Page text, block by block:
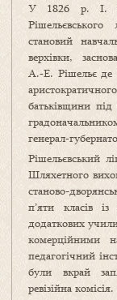
У 1826 р. І. С.
становий
верхівки,
А.‑Е. Рішельє де
батьківщини під
Рішельєвський
Шляхетного
станово-
п’яти класів
додаткових
комерційними
педагогічний
були вкрай
ревізійна комісія.